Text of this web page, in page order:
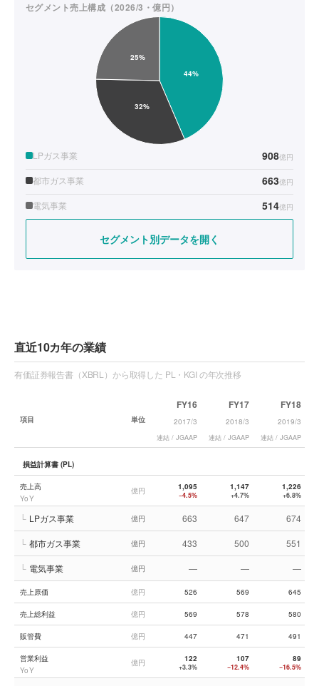
セグメント売上構成（2026/3・億円）
LPガス事業 908億円
都市ガス事業 663億円
電気事業 514億円
セグメント別データを開く
直近10カ年の業績
有価証券報告書（XBRL）から取得した PL・KGI の年次推移
項目 単位
FY16
2017/3
連結 / JGAAP
FY17
2018/3
連結 / JGAAP
FY18
2019/3
連結 / JGAAP
損益計算書 (PL)
売上高
YoY
億円 1,095
−4.5%
1,147
+4.7%
1,226
+6.8%
└ LPガス事業 億円 663 647 674
└ 都市ガス事業 億円 433 500 551
└ 電気事業 億円 — — —
売上原価 億円 526 569 645
売上総利益 億円 569 578 580
販管費 億円 447 471 491
営業利益
YoY
億円 122
+3.3%
107
−12.4%
89
−16.5%